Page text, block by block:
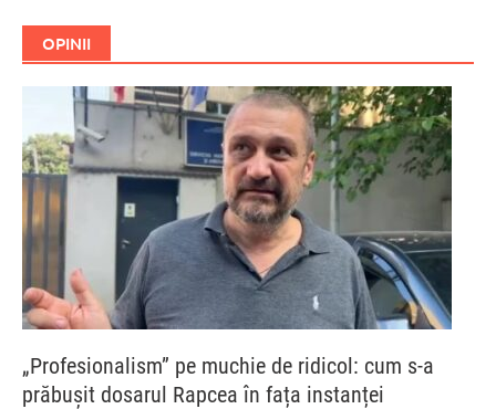
OPINII
„Profesionalism” pe muchie de ridicol: cum s-a
prăbușit dosarul Rapcea în fața instanței